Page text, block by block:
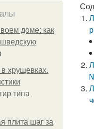
доме: как
шведскую
хрущевках.
типа
плита шаг за